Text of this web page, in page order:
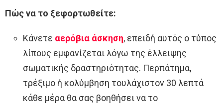
Πώς να το ξεφορτωθείτε:
Κάνετε αερόβια άσκηση, επειδή αυτός ο τύπος
λίπους εμφανίζεται λόγω της έλλειψης
σωματικής δραστηριότητας. Περπάτημα,
τρέξιμο ή κολύμβηση τουλάχιστον 30 λεπτά
κάθε μέρα θα σας βοηθήσει να το